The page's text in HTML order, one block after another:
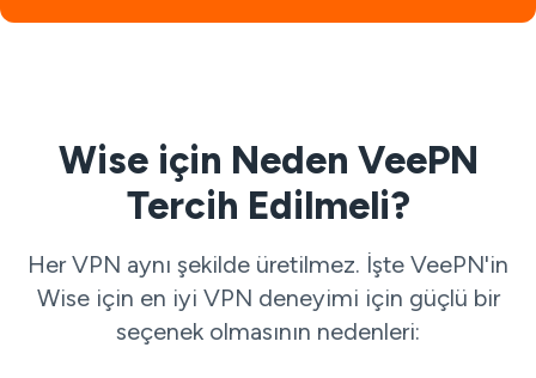
Wise için Neden VeePN
Tercih Edilmeli?
Her VPN aynı şekilde üretilmez. İşte VeePN'in
Wise için en iyi VPN deneyimi için güçlü bir
seçenek olmasının nedenleri: